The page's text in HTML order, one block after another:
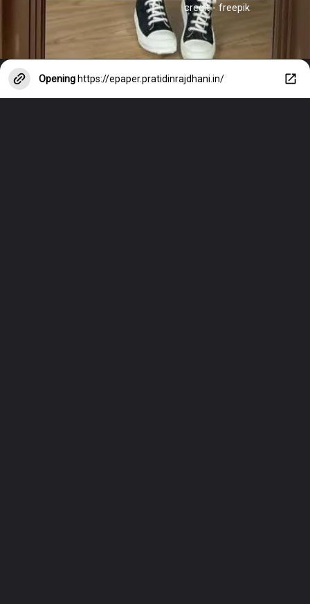
credit - freepik
Openinghttps://epaper.pratidinrajdhani.in/